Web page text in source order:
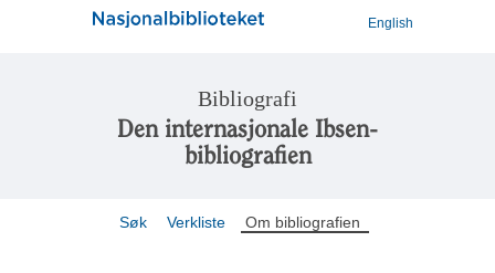
English
Bibliografi
Den internasjonale Ibsen-
bibliografien
Søk Verkliste Om bibliografien